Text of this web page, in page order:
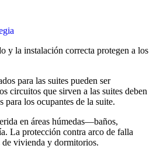
y la instalación correcta protegen a los
para las suites pueden ser
circuitos que sirven a las suites deben
para los ocupantes de la suite.
en áreas húmedas—baños,
La protección contra arco de falla
de vivienda y dormitorios.